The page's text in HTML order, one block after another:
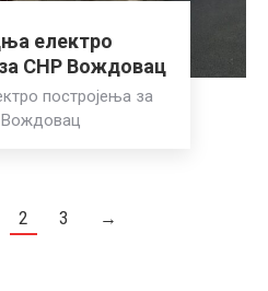
електро
CHP Вождовац
постројења за
Вождовац
2 3 →